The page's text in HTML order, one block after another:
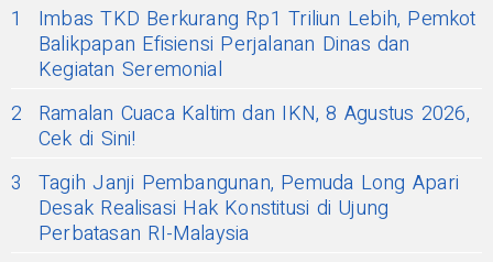
1
Imbas TKD Berkurang Rp1 Triliun Lebih, Pemkot
Balikpapan Efisiensi Perjalanan Dinas dan
Kegiatan Seremonial
2
Ramalan Cuaca Kaltim dan IKN, 8 Agustus 2026,
Cek di Sini!
3
Tagih Janji Pembangunan, Pemuda Long Apari
Desak Realisasi Hak Konstitusi di Ujung
Perbatasan RI-Malaysia